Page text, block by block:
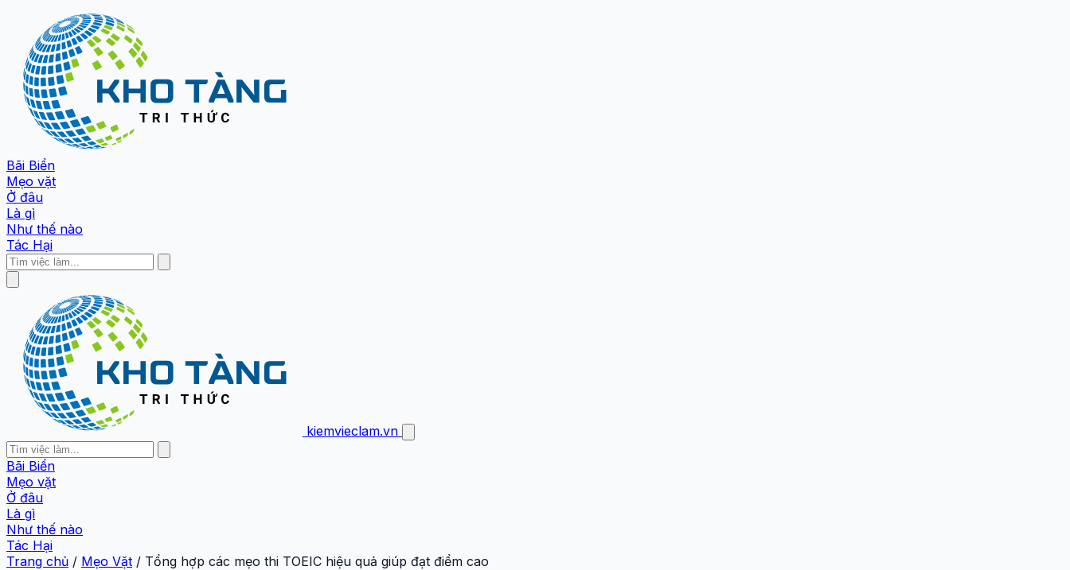
Bãi Biển
Mẹo vặt
Ở đâu
Là gì
Như thế nào
Tác Hại
kiemvieclam.vn
Bãi Biển
Mẹo vặt
Ở đâu
Là gì
Như thế nào
Tác Hại
Trang chủ / Mẹo Vặt / Tổng hợp các mẹo thi TOEIC hiệu quả giúp đạt điểm cao